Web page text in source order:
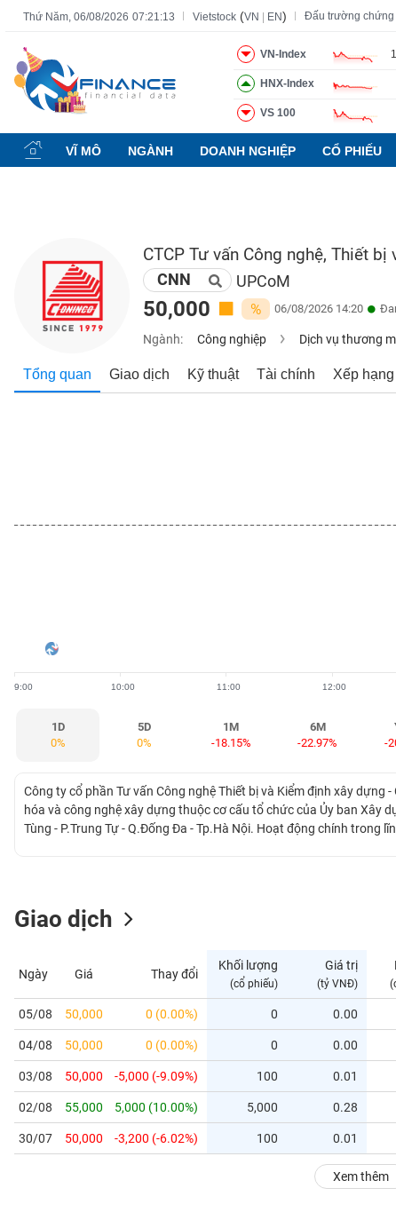
Thứ Năm, 06/08/2026 07:21:14 Vietstock (VN EN) Đấu trường chứng
VN-Index
HNX-Index
VS 100
VĨ MÔ NGÀNH DOANH NGHIỆP CỔ PHIẾU
CTCP Tư vấn Công nghệ, Thiết
CNN UPCoM
50,000 % 06/08/2026 14:20
Ngành: Công nghiệp Dịch vụ thương
Tổng quan Giao dịch Kỹ thuật Tài chính Xếp hạng
9:00 10:00 11:00 12:00
1D
0%
5D
0%
1M
-18.15%
6M
-22.97%
-
Công ty cổ phần Tư vấn Công nghệ Thiết bị và Kiểm định xây dựng
hóa và công nghệ xây dựng thuộc cơ cấu tổ chức của Ủy ban Xây
Tùng - P.Trung Tự - Q.Đống Đa - Tp.Hà Nội. Hoạt động chính trong
Giao dịch
Ngày Giá Thay đổi
Khối lượng
(cổ phiếu)
Giá trị
(tỷ VNĐ)
05/08 50,000 0 (0.00%) 0 0.00
04/08 50,000 0 (0.00%) 0 0.00
03/08 50,000 -5,000 (-9.09%) 100 0.01
02/08 55,000 5,000 (10.00%) 5,000 0.28
30/07 50,000 -3,200 (-6.02%) 100 0.01
Xem thêm
Tất cả Tính năng Ngành Mã chứng khoán Lãnh đạo
Tính
năng
(-)
CHỨNG
KHOÁN
NGHIỆP
GIỚI
CÁ
NHÂN
PHÂN
TÍCH
VIETSTOCKFINANCE